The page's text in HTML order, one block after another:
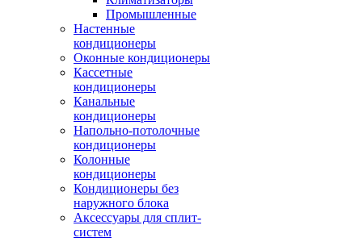
Промышленные
Настенные
кондиционеры
Оконные кондиционеры
Кассетные
кондиционеры
Канальные
кондиционеры
Напольно-потолочные
кондиционеры
Колонные
кондиционеры
Кондиционеры без
наружного блока
Аксессуары для сплит-
систем